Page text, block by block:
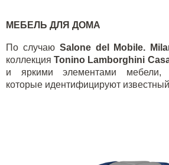
МЕБЕЛЬ ДЛЯ ДОМА
По случаю Salone del Mobile.
коллекцияTonino Lamborghini
и яркими элементами мебели,
которые идентифицируют